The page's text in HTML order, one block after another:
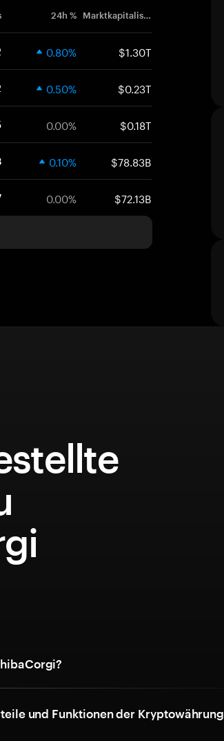
24h % Marktkapitalisierung
0.80% $1.30T
0.50% $0.23T
0.00% $0.18T
0.10% $78.83B
0.00% $72.13B
und Funktionen der Kryptowährung